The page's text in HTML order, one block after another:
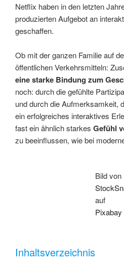
Netflix haben in den letzten
produzierten Aufgebot an
geschaffen.
Ob mit der ganzen Familie auf
öffentlichen Verkehrsmitteln:
eine starke Bindung zum
noch: durch die gefühlte
und durch die Aufmerksamkeit,
ein erfolgreiches interaktives
fast ein ähnlich starkes Gefühl
zu beeinflussen, wie bei
Bild von
auf
Pixabay
Inhaltsverzeichnis